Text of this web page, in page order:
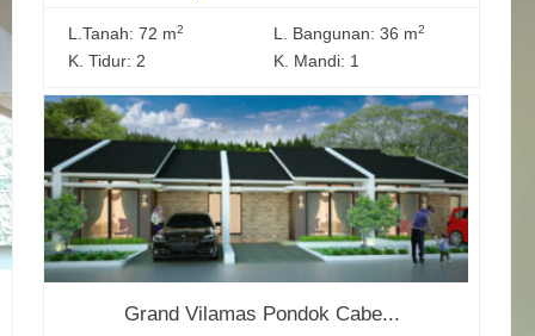
L.Tanah: 72 m2 L. Bangunan: 36 m2
K. Tidur: 2 K. Mandi: 1
Grand Vilamas Pondok Cabe...